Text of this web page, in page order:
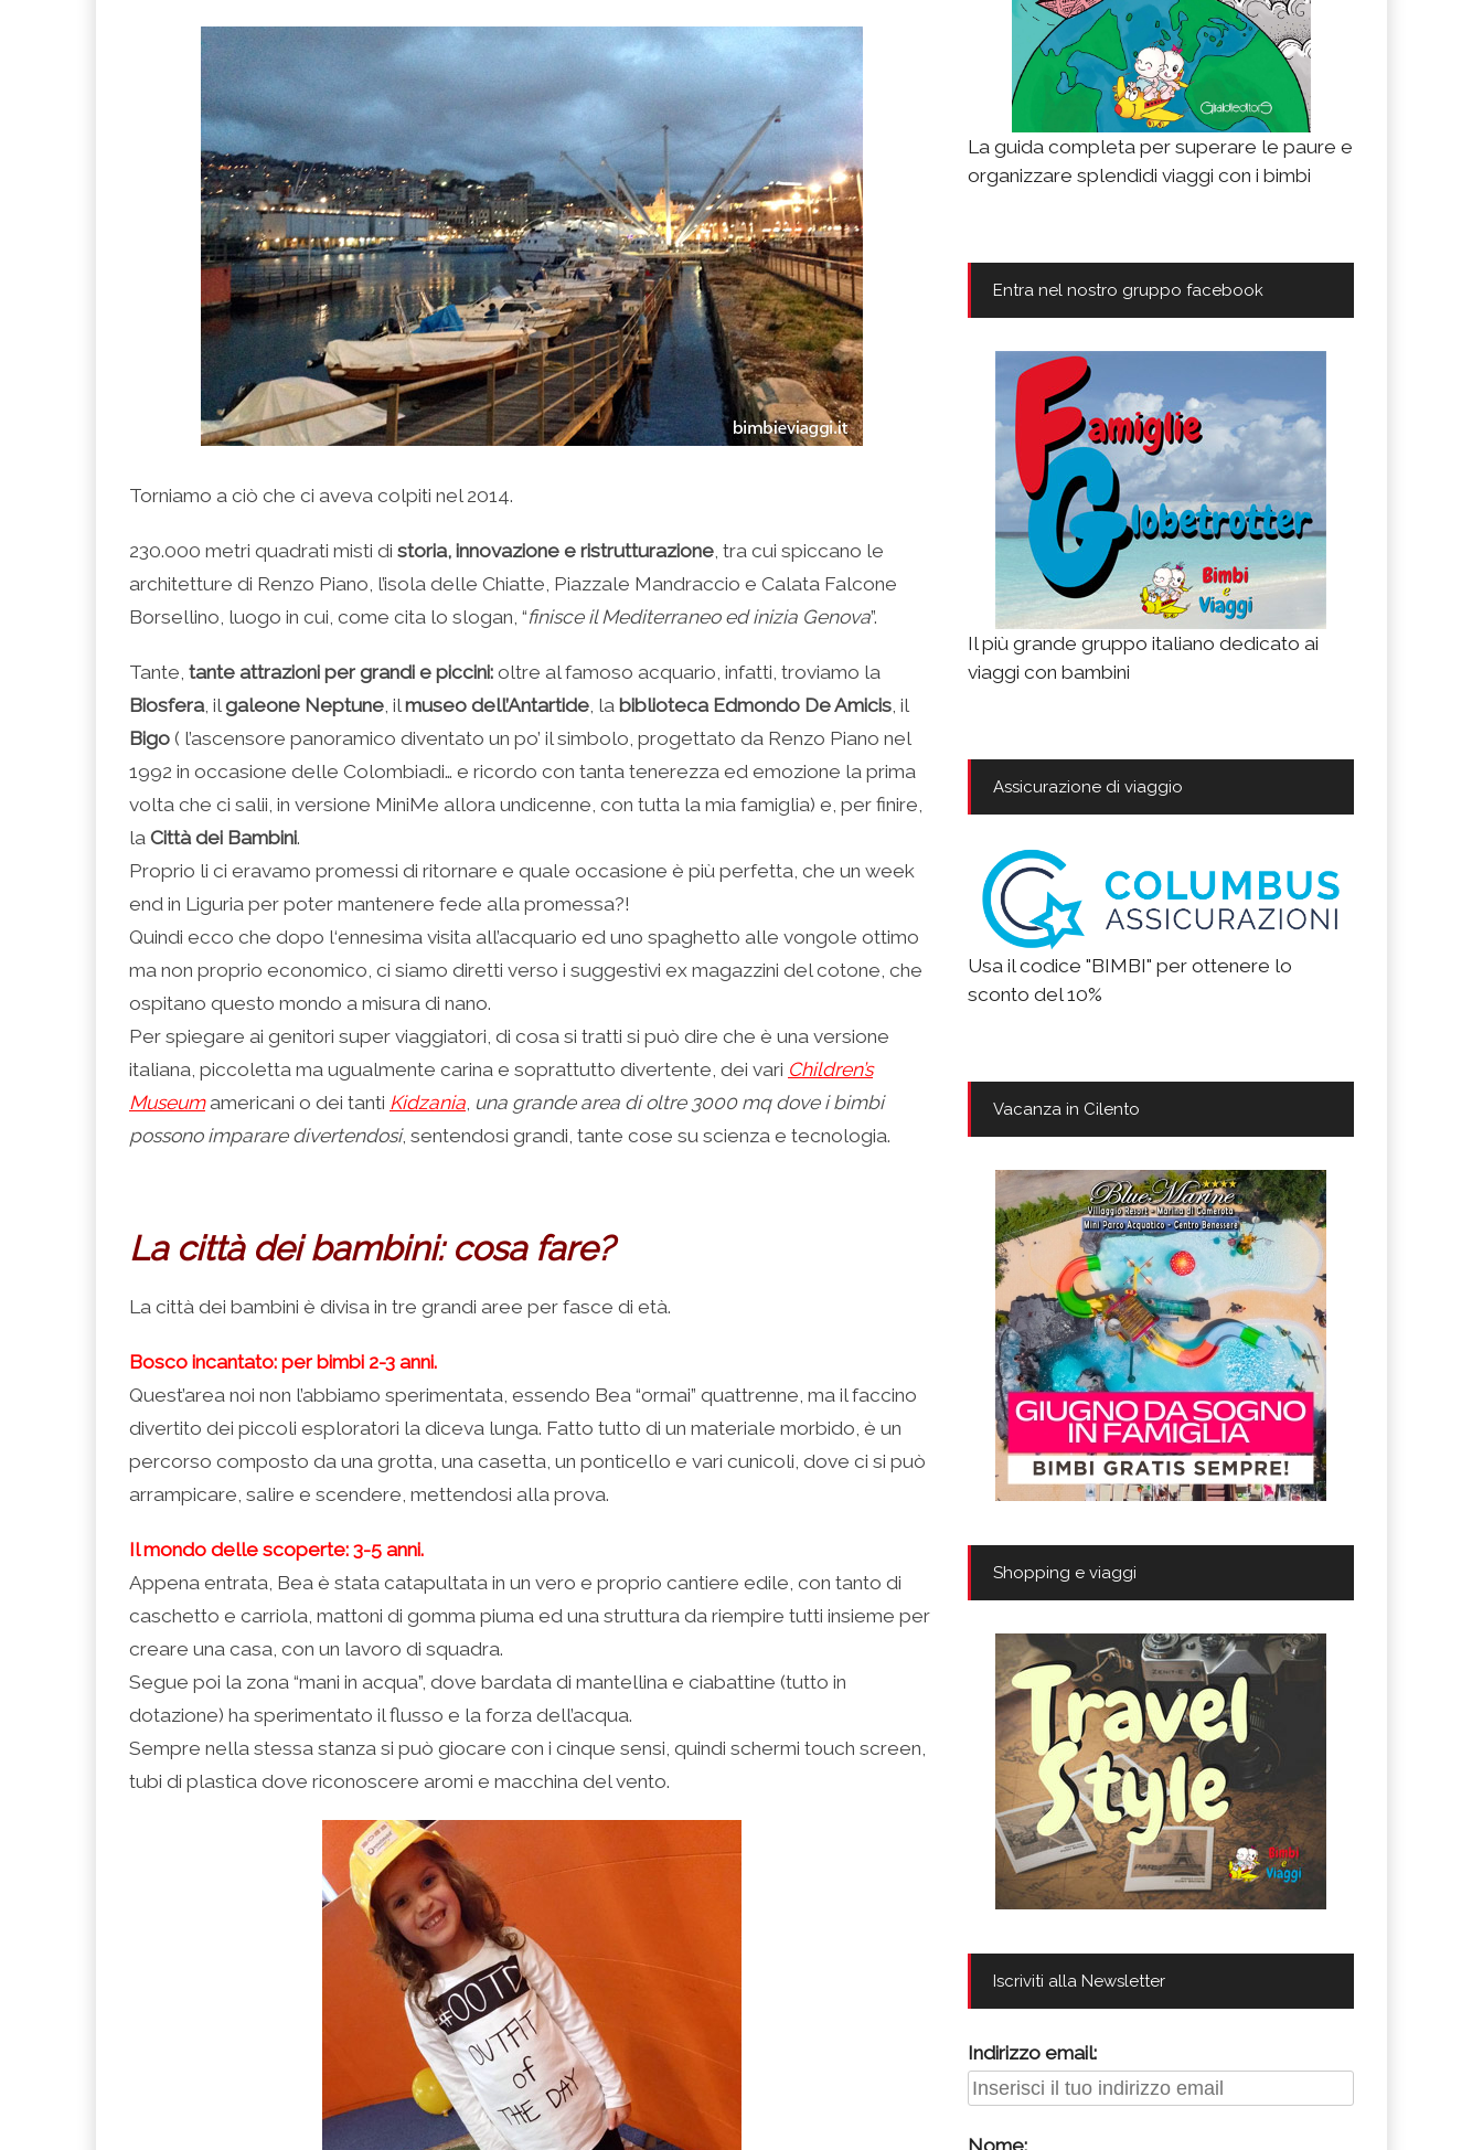
Torniamo a ciò che ci aveva colpiti nel 2014.
230.000 metri quadrati misti di storia, innovazione e ristrutturazione , tra cui spiccano le
architetture di Renzo Piano, l’isola delle Chiatte, Piazzale Mandraccio e Calata Falcone
Borsellino, luogo in cui, come cita lo slogan, “finisce il Mediterraneo ed inizia Genova”.
Tante, tante attrazioni per grandi e piccini: oltre al famoso acquario, infatti, troviamo la
Biosfera, il galeone Neptune , il museo dell’Antartide , la biblioteca Edmondo De Amicis , il
Bigo ( l’ascensore panoramico diventato un po’ il simbolo, progettato da Renzo Piano nel
1992 in occasione delle Colombiadi… e ricordo con tanta tenerezza ed emozione la prima
volta che ci salii, in versione MiniMe allora undicenne, con tutta la mia famiglia) e, per finire,
la Città dei Bambini.
Proprio li ci eravamo promessi di ritornare e quale occasione è più perfetta, che un week
end in Liguria per poter mantenere fede alla promessa?!
Quindi ecco che dopo l‘ennesima visita all’acquario ed uno spaghetto alle vongole ottimo
ma non proprio economico, ci siamo diretti verso i suggestivi ex magazzini del cotone, che
ospitano questo mondo a misura di nano.
Per spiegare ai genitori super viaggiatori, di cosa si tratti si può dire che è una versione
italiana, piccoletta ma ugualmente carina e soprattutto divertente, dei vari Children’s
Museumamericani o dei tanti Kidzania una grande area di oltre 3000 mq dove i bimbi
possono imparare divertendosi, sentendosi grandi, tante cose su scienza e tecnologia.
La città dei bambini: cosa fare?
La città dei bambini è divisa in tre grandi aree per fasce di età.
Bosco incantato: per bimbi 2-3 anni.
Quest’area noi non l’abbiamo sperimentata, essendo Bea “ormai” quattrenne, ma il faccino
divertito dei piccoli esploratori la diceva lunga. Fatto tutto di un materiale morbido, è un
percorso composto da una grotta, una casetta, un ponticello e vari cunicoli, dove ci si può
arrampicare, salire e scendere, mettendosi alla prova.
Il mondo delle scoperte: 3-5 anni.
Appena entrata, Bea è stata catapultata in un vero e proprio cantiere edile, con tanto di
caschetto e carriola, mattoni di gomma piuma ed una struttura da riempire tutti insieme per
creare una casa, con un lavoro di squadra.
Segue poi la zona “mani in acqua”, dove bardata di mantellina e ciabattine (tutto in
dotazione) ha sperimentato il flusso e la forza dell’acqua.
Sempre nella stessa stanza si può giocare con i cinque sensi, quindi schermi touch screen,
tubi di plastica dove riconoscere aromi e macchina del vento.
La guida completa per superare le paure e
organizzare splendidi viaggi con i bimbi
Entra nel nostro gruppo facebook
Il più grande gruppo italiano dedicato ai
viaggi con bambini
Assicurazione di viaggio
Usa il codice "BIMBI" per ottenere lo
sconto del 10%
Vacanza in Cilento
Shopping e viaggi
Iscriviti alla Newsletter
Indirizzo email: